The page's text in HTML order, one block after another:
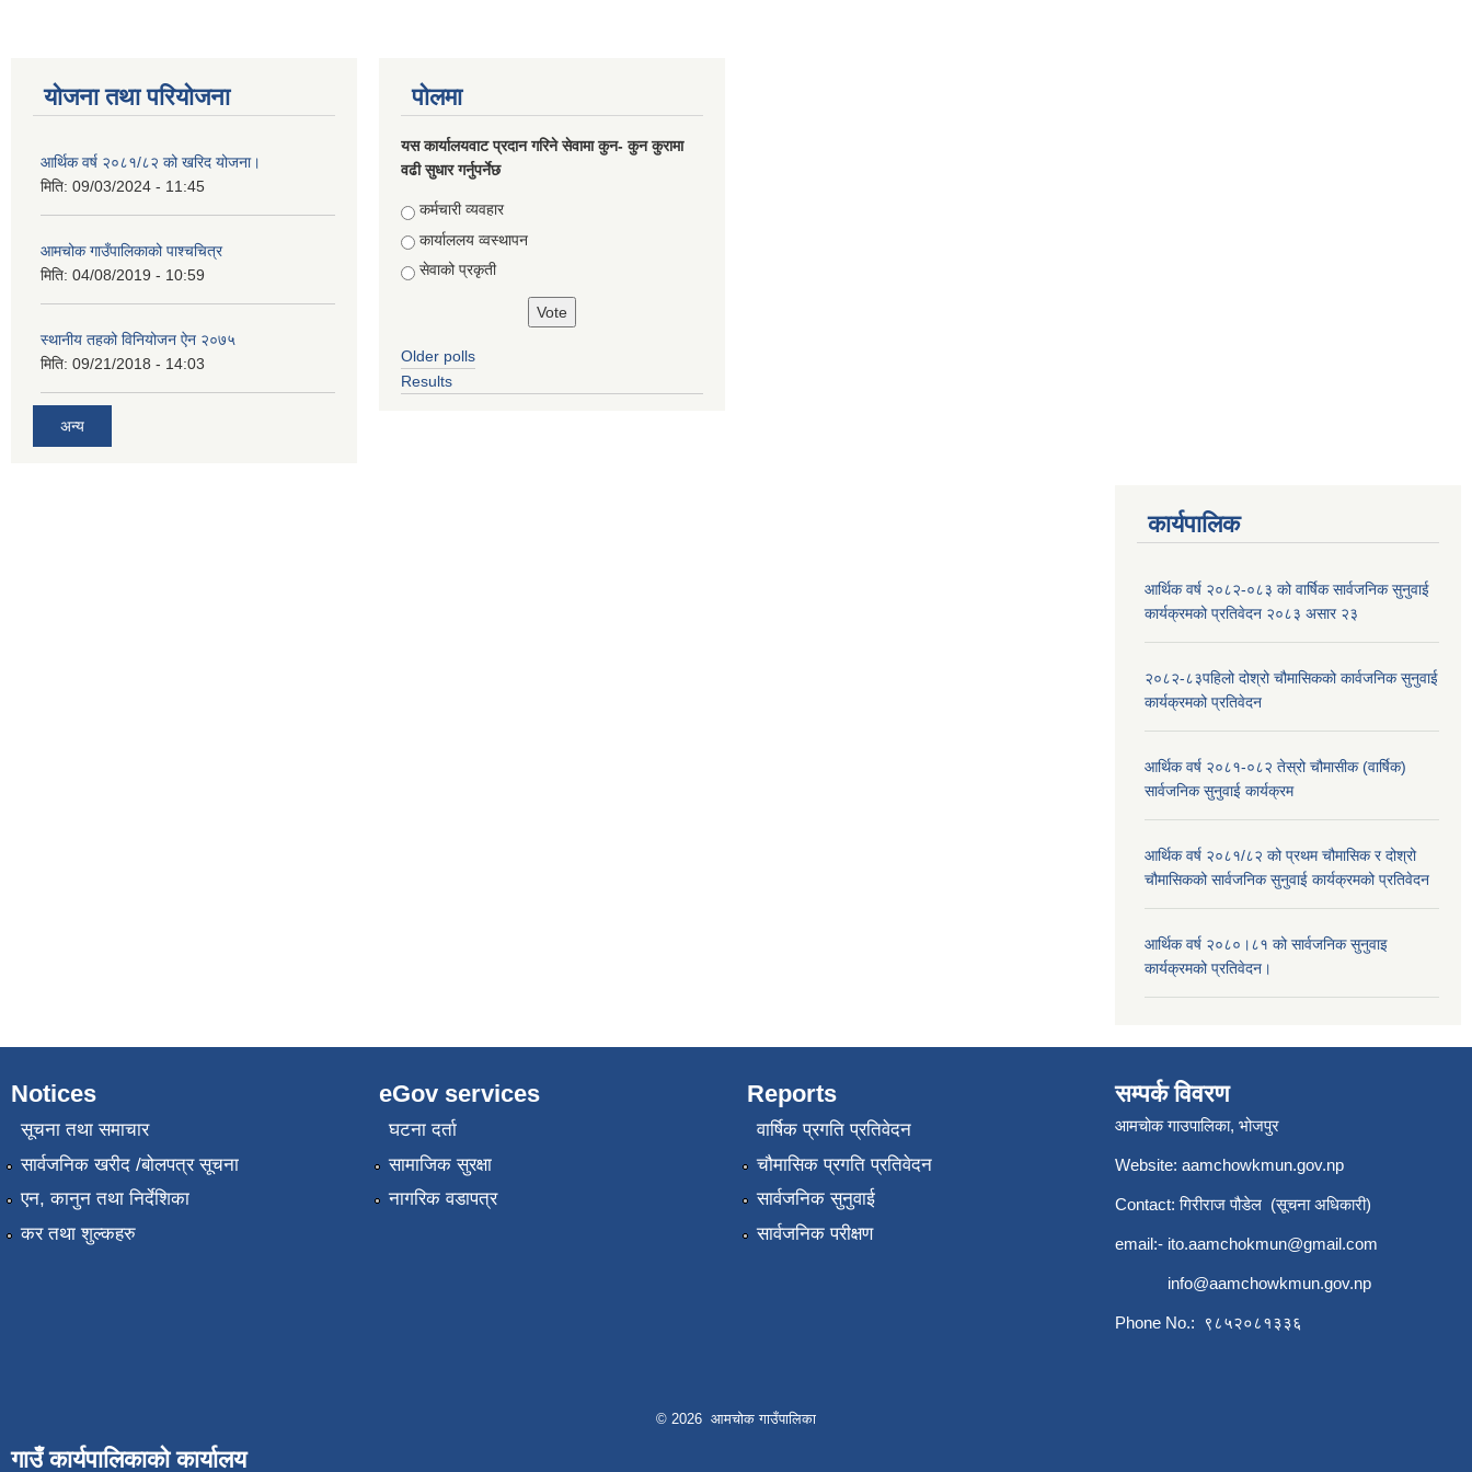
योजना तथा परियोजना
आर्थिक वर्ष २०८१/८२ को खरिद योजना।
मिति: 09/03/2024 - 11:45
आमचोक गाउँपालिकाको पाश्चचित्र
मिति: 04/08/2019 - 10:59
स्थानीय तहको विनियोजन ऐन २०७५
मिति: 09/21/2018 - 14:03
अन्य
पोलमा
यस कार्यालयवाट प्रदान गरिने सेवामा कुन- कुन कुरामा
वढी सुधार गर्नुपर्नेछ
Choices
कर्मचारी व्यवहार
कार्याललय व्वस्थापन
सेवाको प्रकृती
Older polls
Results
कार्यपालिक
आर्थिक वर्ष २०८२-०८३ को वार्षिक सार्वजनिक सुनुवाई
कार्यक्रमको प्रतिवेदन २०८३ असार २३
२०८२-८३पहिलो दोश्रो चौमासिकको कार्वजनिक सुनुवाई
कार्यक्रमको प्रतिवेदन
आर्थिक वर्ष २०८१-०८२ तेस्रो चौमासीक (वार्षिक)
सार्वजनिक सुनुवाई कार्यक्रम
आर्थिक वर्ष २०८१/८२ को प्रथम चौमासिक र दोश्रो
चौमासिकको सार्वजनिक सुनुवाई कार्यक्रमको प्रतिवेदन
आर्थिक वर्ष २०८०।८१ को सार्वजनिक सुनुवाइ
कार्यक्रमको प्रतिवेदन।
Notices
सूचना तथा समाचार
सार्वजनिक खरीद /बोलपत्र सूचना
एन, कानुन तथा निर्देशिका
कर तथा शुल्कहरु
eGov services
घटना दर्ता
सामाजिक सुरक्षा
नागरिक वडापत्र
Reports
वार्षिक प्रगति प्रतिवेदन
चौमासिक प्रगति प्रतिवेदन
सार्वजनिक सुनुवाई
सार्वजनिक परीक्षण
सम्पर्क विवरण
आमचोक गाउपालिका, भोजपुर
Website: aamchowkmun.gov.np
Contact: गिरीराज पौडेल (सूचना अधिकारी)
email:- ito.aamchokmun@gmail.com
info@aamchowkmun.gov.np
Phone No.: ९८५२०८१३३६
© 2026 आमचोक गाउँपालिका
गाउँ कार्यपालिकाको कार्यालय